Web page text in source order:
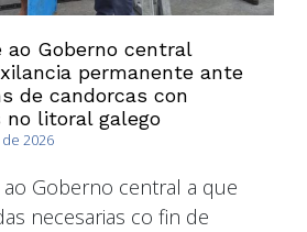
ao Goberno central
permanente ante
de candorcas con
no litoral galego
2026
ao Goberno central a que
necesarias co fin de